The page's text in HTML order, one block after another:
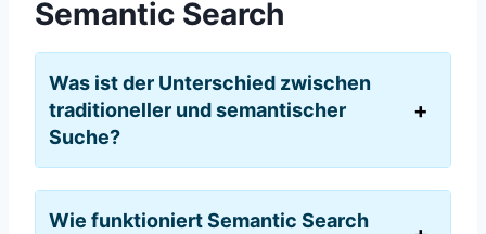
Semantic Search
Was ist der Unterschied zwischen
traditioneller und semantischer
Suche?
Wie funktioniert Semantic Search